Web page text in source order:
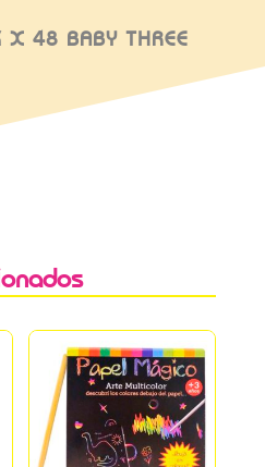
X 48 BABY THREE